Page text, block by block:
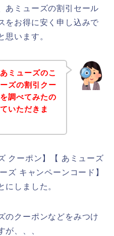
あミューズの割引セール
をお得に安く申し込みで
思います。
ミューズのこ
ズの割引クー
調べてみたの
いただきま
クーポン】【 あミューズ
ズ キャンペーンコード】
にしました。
のクーポンなどをみつけ
が、、、